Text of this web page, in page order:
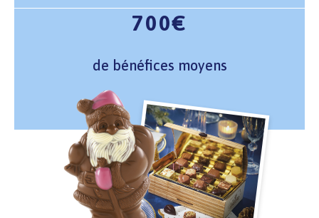
700€
de bénéfices moyens